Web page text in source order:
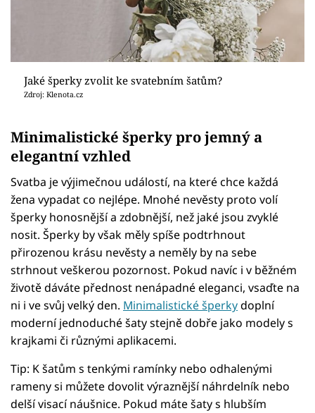
Jaké šperky zvolit ke svatebním šatům?
Zdroj: Klenota.cz
Minimalistické šperky pro jemný a
elegantní vzhled
Svatba je výjimečnou událostí, na které chce každá
žena vypadat co nejlépe. Mnohé nevěsty proto volí
šperky honosnější a zdobnější, než jaké jsou zvyklé
nosit. Šperky by však měly spíše podtrhnout
přirozenou krásu nevěsty a neměly by na sebe
strhnout veškerou pozornost. Pokud navíc i v běžném
životě dáváte přednost nenápadné eleganci, vsaďte na
ni i ve svůj velký den. Minimalistické šperkydoplní
moderní jednoduché šaty stejně dobře jako modely s
krajkami či různými aplikacemi.
Tip: K šatům s tenkými ramínky nebo odhalenými
rameny si můžete dovolit výraznější náhrdelník nebo
delší visací náušnice. Pokud máte šaty s hlubším